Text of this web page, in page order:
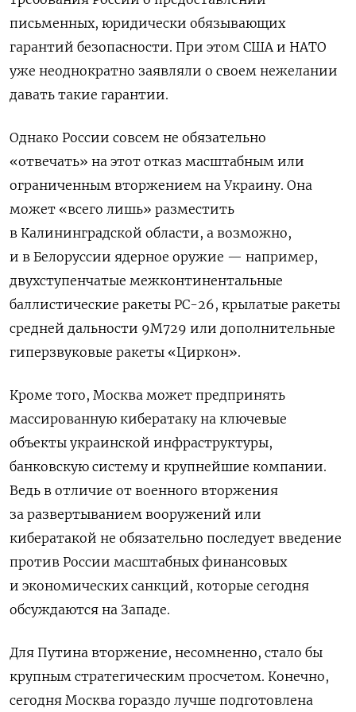
письменных, юридически обязывающих
гарантий безопасности. При этом США и НАТО
уже неоднократно заявляли о своем нежелании
давать такие гарантии.
Однако России совсем не обязательно
«отвечать» на этот отказ масштабным или
ограниченным вторжением на Украину. Она
может «всего лишь» разместить
в Калининградской области, а возможно,
и в Белоруссии ядерное оружие — например,
двухступенчатые межконтинентальные
баллистические ракеты РС-26, крылатые ракеты
средней дальности 9M729 или дополнительные
гиперзвуковые ракеты «Циркон».
Кроме того, Москва может предпринять
массированную кибератаку на ключевые
объекты украинской инфраструктуры,
банковскую систему и крупнейшие компании.
Ведь в отличие от военного вторжения
за развертыванием вооружений или
кибератакой не обязательно последует введение
против России масштабных финансовых
и экономических санкций, которые сегодня
обсуждаются на Западе.
Для Путина вторжение, несомненно, стало бы
крупным стратегическим просчетом. Конечно,
сегодня Москва гораздо лучше подготовлена